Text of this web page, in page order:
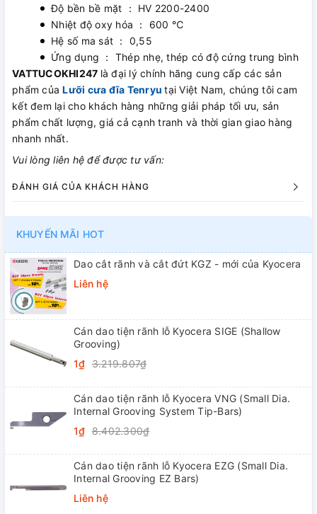
Độ bền bề mặt ： HV 2200-2400
Nhiệt độ oxy hóa ： 600 ℃
Hệ số ma sát ： 0,55
Ứng dụng ： Thép nhẹ, thép có độ cứng trung bình
VATTUCOKHI247 là đại lý chính hãng cung cấp các sản
phẩm củaLưỡi cưa đĩa Tenryu tại Việt Nam, chúng tôi cam
kết đem lại cho khách hàng những giải pháp tối ưu, sản
phẩm chất lượng, giá cả cạnh tranh và thời gian giao hàng
nhanh nhất.
Vui lòng liên hệ để được tư vấn:
ĐÁNH GIÁ CỦA KHÁCH HÀNG
KHUYẾN MÃI HOT
Dao cắt rãnh và cắt đứt KGZ - mới của Kyocera
Liên hệ
Cán dao tiện rãnh lỗ Kyocera SIGE (Shallow
Grooving)
1₫ 3.219.807₫
Cán dao tiện rãnh lỗ Kyocera VNG (Small Dia.
Internal Grooving System Tip-Bars)
1₫ 8.402.300₫
Cán dao tiện rãnh lỗ Kyocera EZG (Small Dia.
Internal Grooving EZ Bars)
Liên hệ